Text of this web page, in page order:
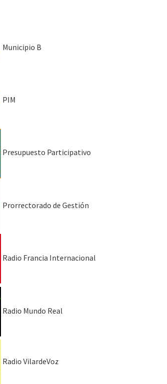
Municipio B
PIM
Presupuesto Participativo
Prorrectorado de Gestión
Radio Francia Internacional
Radio Mundo Real
Radio VilardeVoz